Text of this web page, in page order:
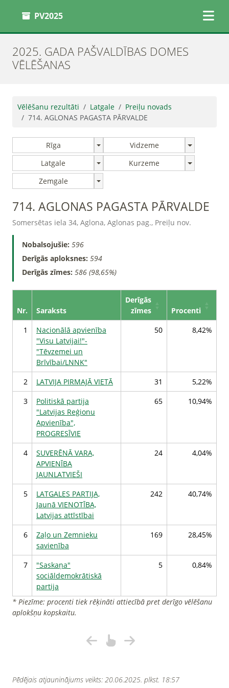
PV2025
2025. GADA PAŠVALDĪBAS DOMES
VĒLĒŠANAS
Vēlēšanu rezultāti Latgale
Preiļu novads
714. AGLONAS PAGASTA PĀRVALDE
Rīga
Vidzeme
Latgale
Kurzeme
Zemgale
714. AGLONAS PAGASTA PĀRVALDE
Somersētas iela 34, Aglona, Aglonas pag., Preiļu nov.
Nobalsojušie: 596
Derīgās aploksnes: 594
Derīgās zīmes: 586 (98,65%)
Nr. Saraksts
Derīgās
zīmes
Procenti
1
Nacionālā apvienība
"Visu Latvijai!"-
"Tēvzemei un
Brīvībai/LNNK"
50 8,42%
2 LATVIJA PIRMAJĀ VIETĀ 31
5,22%
3
Politiskā partija
"Latvijas Reģionu
Apvienība",
PROGRESĪVIE
65 10,94%
4
SUVERĒNĀ VARA,
APVIENĪBA
JAUNLATVIEŠI
24 4,04%
5
LATGALES PARTIJA,
Jaunā VIENOTĪBA,
Latvijas attīstībai
242 40,74%
6
Zaļo un Zemnieku
savienība
169 28,45%
7
"Saskaņa"
sociāldemokrātiskā
partija
5 0,84%
* Piezīme: procenti tiek rēķināti attiecībā pret derīgo vēlēšanu
aplokšņu kopskaitu.
Pēdējais atjauninājums veikts: 20.06.2025. plkst. 18:57